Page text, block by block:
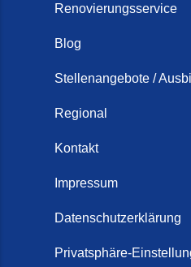
Renovierungsservice
Blog
Stellenangebote /
Regional
Kontakt
Impressum
Datenschutzerklärung
Privatsphäre-